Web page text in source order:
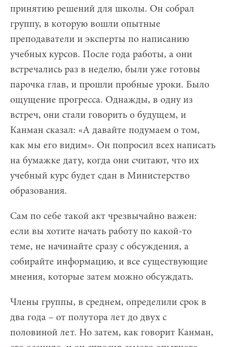
принятию решений для школы. Он собрал
группу, в которую вошли опытные
преподаватели и эксперты по написанию
учебных курсов. После года работы, а они
встречались раз в неделю, были уже готовы
парочка глав, и прошли пробные уроки. Было
ощущение прогресса. Однажды, в одну из
встреч, они стали говорить о будущем, и
Канман сказал: «А давайте подумаем о том,
как мы его видим». Он попросил всех написать
на бумажке дату, когда они считают, что их
учебный курс будет сдан в Министерство
образования.
Сам по себе такой акт чрезвычайно важен:
если вы хотите начать работу по какой-то
теме, не начинайте сразу с обсуждения, а
собирайте информацию, и все существующие
мнения, которые затем можно обсуждать.
Члены группы, в среднем, определили срок в
два года – от полутора лет до двух с
половиной лет. Но затем, как говорит Канман,